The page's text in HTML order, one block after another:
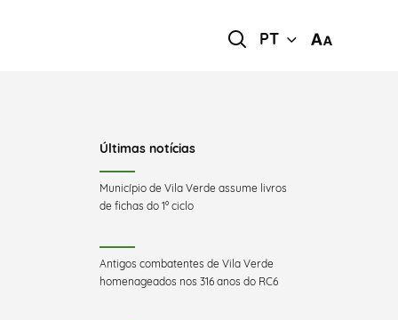
PT
Últimas notícias
Município de Vila Verde assume livros
de fichas do 1º ciclo
Antigos combatentes de Vila Verde
homenageados nos 316 anos do RC6